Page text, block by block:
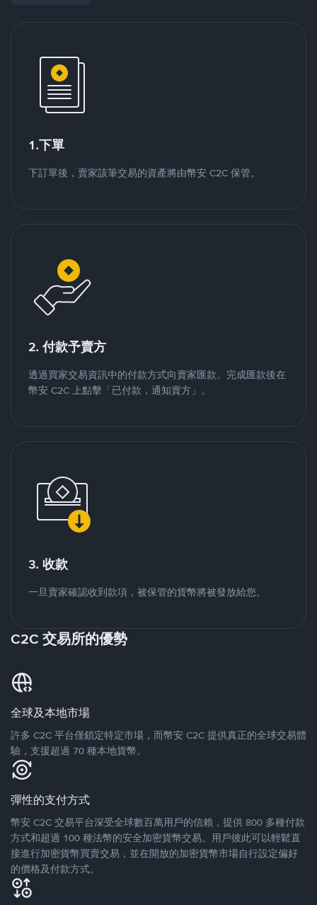
1.下單
下訂單後，賣家該筆交易的資產將由幣安 C2C 保管。
2. 付款予賣方
透過買家交易資訊中的付款方式向賣家匯款。完成匯款後在
幣安 C2C 上點擊「已付款，通知賣方」。
3. 收款
一旦賣家確認收到款項，被保管的貨幣將被發放給您。
C2C 交易所的優勢
全球及本地市場
許多 C2C 平台僅鎖定特定市場，而幣安 C2C 提供真正的全球交易體
驗，支援超過 70 種本地貨幣。
彈性的支付方式
幣安 C2C 交易平台深受全球數百萬用戶的信賴，提供 800 多種付款
方式和超過 100 種法幣的安全加密貨幣交易。用戶彼此可以輕鬆直
接進行加密貨幣買賣交易，並在開放的加密貨幣市場自行設定偏好
的價格及付款方式。